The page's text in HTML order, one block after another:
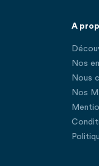
A
Nos
Nous
Nos